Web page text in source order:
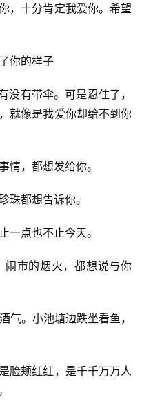
，十分肯定我爱你。希望
你的样子
没有带伞。可是忍住了，
就像是我爱你却给不到你
情，都想发给你。
珠都想告诉你。
一点也不止今天。
闹市的烟火，都想说与你
气。小池塘边跌坐看鱼，
脸颊红红，是千千万万人